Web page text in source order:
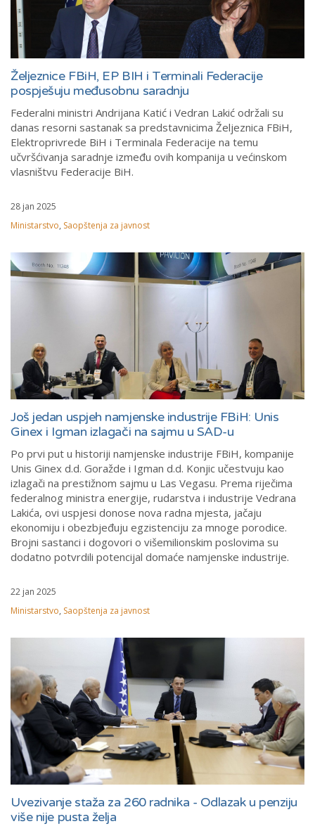
Željeznice FBiH, EP BIH i Terminali Federacije
pospješuju međusobnu saradnju
Federalni ministri Andrijana Katić i Vedran Lakić održali su
danas resorni sastanak sa predstavnicima Željeznica FBiH,
Elektroprivrede BiH i Terminala Federacije na temu
učvršćivanja saradnje između ovih kompanija u većinskom
vlasništvu Federacije BiH.
28 jan 2025
Ministarstvo, Saopštenja za javnost
Još jedan uspjeh namjenske industrije FBiH: Unis
Ginex i Igman izlagači na sajmu u SAD-u
Po prvi put u historiji namjenske industrije FBiH, kompanije
Unis Ginex d.d. Goražde i Igman d.d. Konjic učestvuju kao
izlagači na prestižnom sajmu u Las Vegasu. Prema riječima
federalnog ministra energije, rudarstva i industrije Vedrana
Lakića, ovi uspjesi donose nova radna mjesta, jačaju
ekonomiju i obezbjeđuju egzistenciju za mnoge porodice.
Brojni sastanci i dogovori o višemilionskim poslovima su
dodatno potvrdili potencijal domaće namjenske industrije.
22 jan 2025
Ministarstvo, Saopštenja za javnost
Uvezivanje staža za 260 radnika - Odlazak u penziju
više nije pusta želja